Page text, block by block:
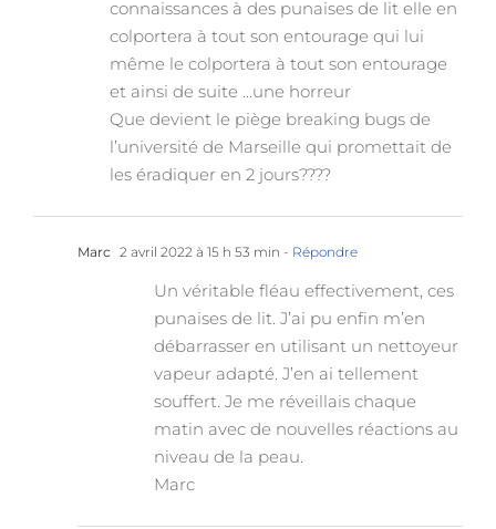
connaissances à des punaises de lit elle en
colportera à tout son entourage qui lui
même le colportera à tout son entourage
et ainsi de suite …une horreur
Que devient le piège breaking bugs de
l’université de Marseille qui promettait de
les éradiquer en 2 jours????
Marc 2 avril 2022 à 15 h 53 min - Répondre
Un véritable fléau effectivement, ces
punaises de lit. J’ai pu enfin m’en
débarrasser en utilisant un nettoyeur
vapeur adapté. J’en ai tellement
souffert. Je me réveillais chaque
matin avec de nouvelles réactions au
niveau de la peau.
Marc